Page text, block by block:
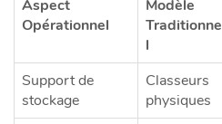
Aspect
Opérationnel
Modèle
Traditionne
l
Support de
stockage
Classeurs
physiques